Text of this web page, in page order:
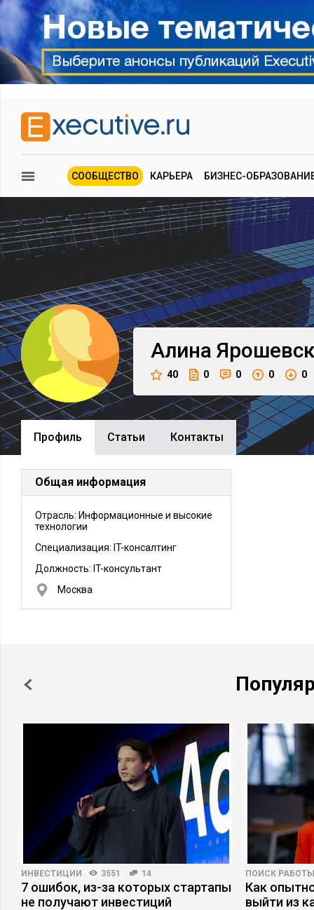
СООБЩЕСТВО КАРЬЕРА БИЗНЕС-
Алина
40 0 0 0 0
Профиль Cтатьи Контакты
Общая информация
Отрасль: Информационные и высокие
технологии
Специализация: IT-консалтинг
Должность: IT-консультант
Москва
ИНВЕСТИЦИИ 3551 14
7 ошибок, из-за которых стартапы
не получают инвестиций
ПОИСК РАБОТЫ
Как
выйти из